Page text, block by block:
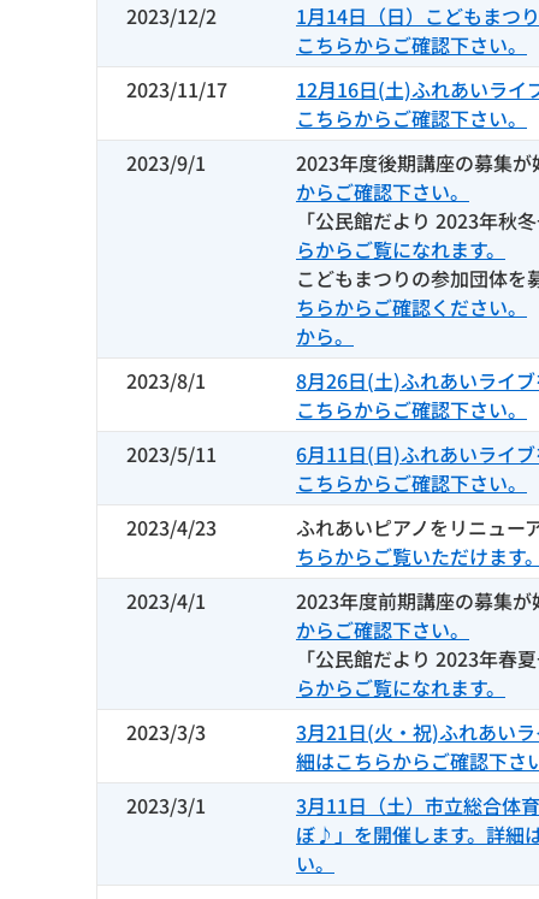
2023/12/2
1月14日（日）こどもまつ
こちらからご確認下さい。
2023/11/17
12月16日(土)ふれあいライ
こちらからご確認下さい。
2023/9/1
2023年度後期講座の募集
からご確認下さい。
「公民館だより 2023年秋
らからご覧になれます。
こどもまつりの参加団体を
ちらからご確認ください。
から。
2023/8/1
8月26日(土)ふれあいライ
こちらからご確認下さい。
2023/5/11
6月11日(日)ふれあいライ
こちらからご確認下さい。
2023/4/23
ふれあいピアノをリニュ
ちらからご覧いただけます
2023/4/1
2023年度前期講座の募集
からご確認下さい。
「公民館だより 2023年春
らからご覧になれます。
2023/3/3
3月21日(火・祝)ふれあい
細はこちらからご確認下さ
2023/3/1
3月11日（土）市立総合体
ぼ♪」を開催します。詳細
い。